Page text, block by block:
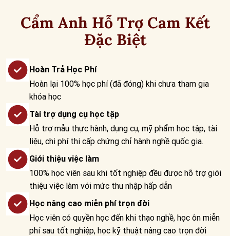
Cẩm Anh Hỗ Trợ Cam Kết
Đặc Biệt
Hoàn Trả Học Phí
Hoàn lại 100% học phí (đã đóng) khi chưa tham gia
khóa học
Tài trợ dụng cụ học tập
Hỗ trợ mẫu thực hành, dụng cụ, mỹ phẩm học tập, tài
liệu, chi phí thi cấp chứng chỉ hành nghề quốc gia.
Giới thiệu việc làm
100% học viên sau khi tốt nghiệp đều được hỗ trợ giới
thiệu việc làm với mức thu nhập hấp dẫn
Học nâng cao miễn phí trọn đời
Học viên có quyền học đến khi thạo nghề, học ôn miễn
phí sau tốt nghiệp, học kỹ thuật nâng cao trọn đời